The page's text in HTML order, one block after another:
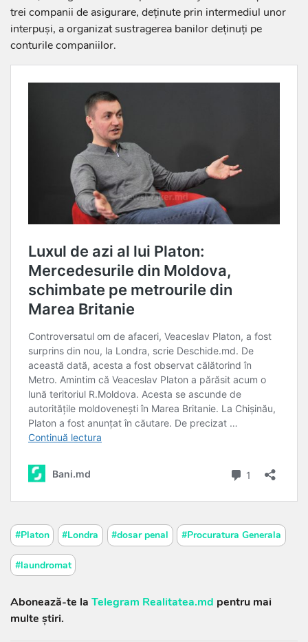
trei companii de asigurare, deţinute prin intermediul unor
interpuși, a organizat sustragerea banilor deţinuţi pe
conturile companiilor.
#Platon #Londra #dosar penal #Procuratura Generala
#laundromat
Abonează-te la Telegram Realitatea.md pentru mai
multe știri.